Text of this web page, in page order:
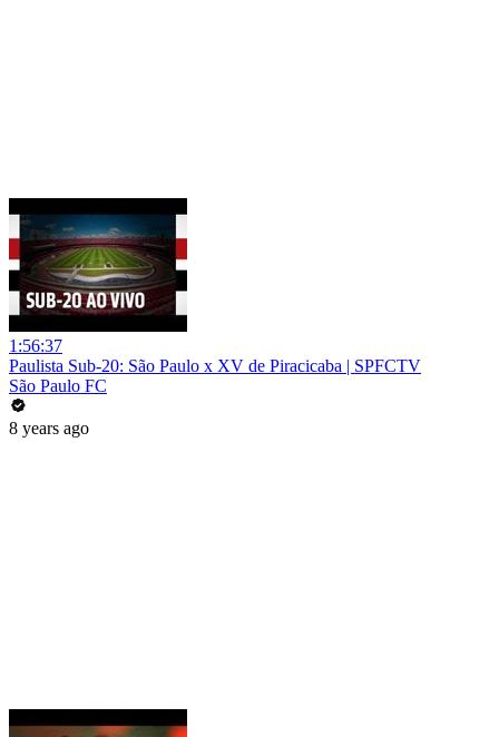
1:56:37
Paulista Sub-20: São Paulo x XV de Piracicaba | SPFCTV
São Paulo FC
8 years ago